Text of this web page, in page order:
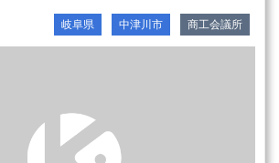
岐阜県 中津川市 商工会議所